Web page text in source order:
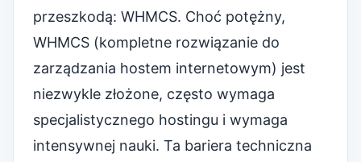
przeszkodą: WHMCS. Choć potężny,
WHMCS (kompletne rozwiązanie do
zarządzania hostem internetowym) jest
niezwykle złożone, często wymaga
specjalistycznego hostingu i wymaga
intensywnej nauki. Ta bariera techniczna